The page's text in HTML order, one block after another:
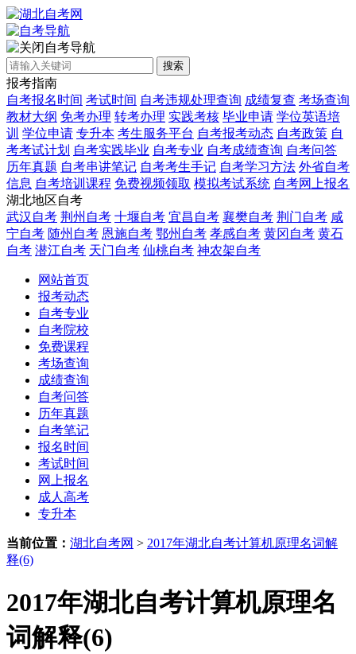
自考导航
搜索
报考指南
自考报名时间 考试时间 自考违规处理查询 成绩复查 考场查询
教材大纲 免考办理 转考办理 实践考核 毕业申请 学位英语培
训 学位申请 专升本 考生服务平台 自考报考动态 自考政策 自
考考试计划 自考实践毕业 自考专业 自考成绩查询 自考问答
历年真题 自考串讲笔记 自考考生手记 自考学习方法 外省自考
信息 自考培训课程 免费视频领取 模拟考试系统 自考网上报名
湖北地区自考
武汉自考 荆州自考 十堰自考 宜昌自考 襄樊自考 荆门自考 咸
宁自考 随州自考 恩施自考 鄂州自考 孝感自考 黄冈自考 黄石
自考 潜江自考 天门自考 仙桃自考 神农架自考
网站首页
报考动态
自考专业
自考院校
免费课程
考场查询
成绩查询
自考问答
历年真题
自考笔记
报名时间
考试时间
网上报名
成人高考
专升本
当前位置： 湖北自考网 > 2017年湖北自考计算机原理名词解
释(6)
2017年湖北自考计算机原理名
词解释(6)